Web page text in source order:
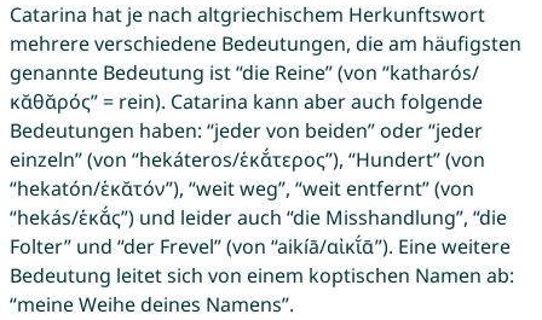
Catarina hat je nach altgriechischem Herkunftswort
mehrere verschiedene Bedeutungen, die am häufigsten
genannte Bedeutung ist “die Reine” (von “katharós/
κᾰθᾰρός” = rein). Catarina kann aber auch folgende
Bedeutungen haben: “jeder von beiden” oder “jeder
einzeln” (von “hekáteros/ἑκᾰ́τερος”), “Hundert” (von
“hekatón/ἑκᾰτόν”), “weit weg”, “weit entfernt” (von
“hekás/ἑκᾰ́ς”) und leider auch “die Misshandlung”, “die
Folter” und “der Frevel” (von “aikíā/αἰκῐ́ᾱ”). Eine weitere
Bedeutung leitet sich von einem koptischen Namen ab:
“meine Weihe deines Namens”.